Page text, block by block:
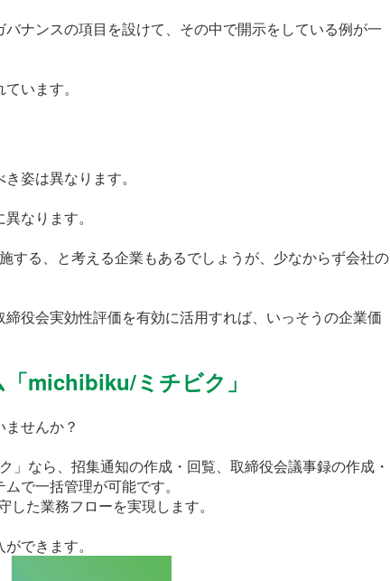
ナンスの項目を設けて、その中で開示をしている例が一
います。
姿は異なります。
なります。
する、と考える企業もあるでしょうが、少なからず会社の
役会実効性評価を有効に活用すれば、いっそうの企業価
michibiku/ミチビク」
せんか？
なら、招集通知の作成・回覧、取締役会議事録の作成・
で一括管理が可能です。
た業務フローを実現します。
できます。